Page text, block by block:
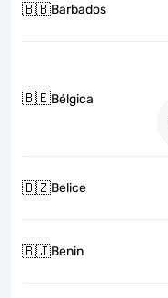
🇧🇧Barbados
🇧🇪Bélgica
🇧🇿Belice
🇧🇯Benin